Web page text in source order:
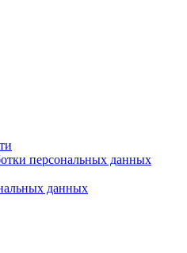
персональных данных
данных